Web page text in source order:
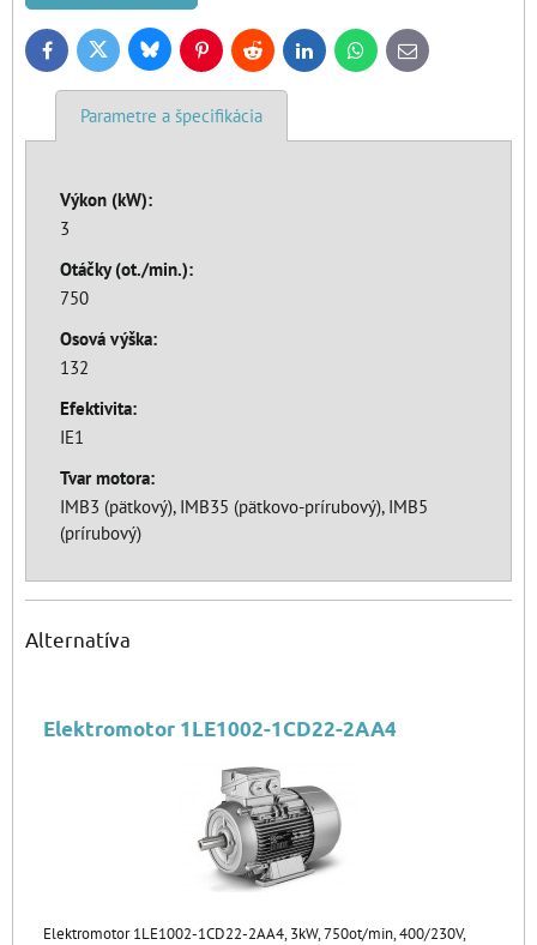
FacebookTwitter BlueskyPinterestReddit LinkedInWhatsApp
E-
mail
Parametre a špecifikácia
Výkon (kW):
3
Otáčky (ot./min.):
750
Osová výška:
132
Efektivita:
IE1
Tvar motora:
IMB3 (pätkový), IMB35 (pätkovo-prírubový), IMB5
(prírubový)
Alternatíva
Elektromotor 1LE1002-1CD22-2AA4
Elektromotor 1LE1002-1CD22-2AA4, 3kW, 750ot/min, 400/230V,